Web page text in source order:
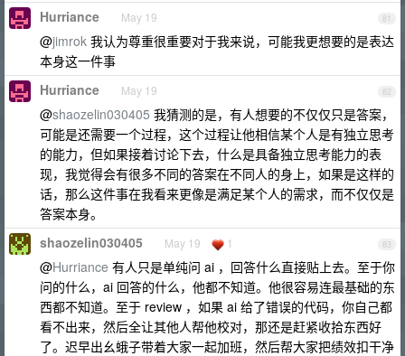
81
Hurriance May 19
@jimrok 我认为尊重很重要对于我来说，可能我更想要的是表达
本身这一件事
82
Hurriance May 19
@shaozelin030405 我猜测的是，有人想要的不仅仅只是答案，
可能是还需要一个过程，这个过程让他相信某个人是有独立思考
的能力，但如果接着讨论下去，什么是具备独立思考能力的表
现，我觉得会有很多不同的答案在不同人的身上，如果是这样的
话，那么这件事在我看来更像是满足某个人的需求，而不仅仅是
答案本身。
83
shaozelin030405 May 19 1
@Hurriance 有人只是单纯问 ai ，回答什么直接贴上去。至于你
问的什么，ai 回答的什么，他都不知道。他很容易连最基础的东
西都不知道。至于 review ，如果 ai 给了错误的代码，你自己都
看不出来，然后全让其他人帮他校对，那还是赶紧收拾东西好
了。迟早出幺蛾子带着大家一起加班，然后帮大家把绩效扣干净